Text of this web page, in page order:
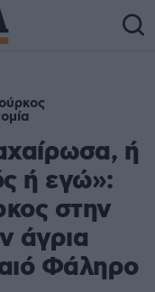
ή
ή εγώ»:
στην
άγρια
Φάληρο